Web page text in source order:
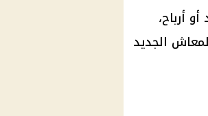
أرباح،
الجديد